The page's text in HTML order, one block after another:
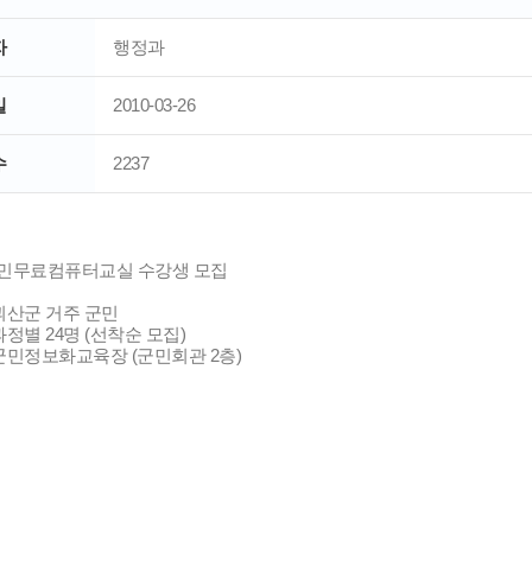
행정과
2010-03-26
2237
무료컴퓨터교실 수강생 모집
군 거주 군민
별 24명 (선착순 모집)
정보화교육장 (군민회관 2층)